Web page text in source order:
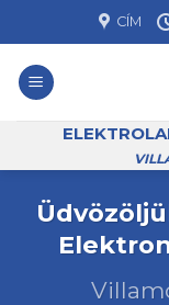
to
content
CÍM